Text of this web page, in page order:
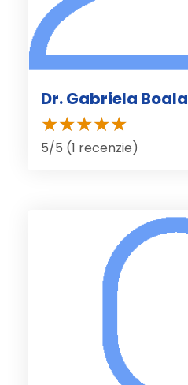
Dr. Gabriela Boala
5/5 (1 recenzie)